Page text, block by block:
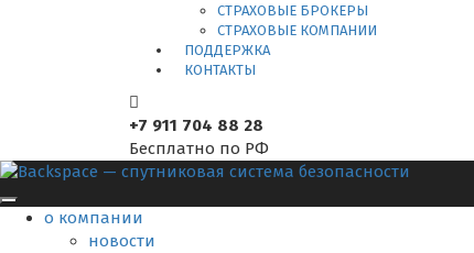
СТРАХОВЫЕ БРОКЕРЫ
СТРАХОВЫЕ КОМПАНИИ
ПОДДЕРЖКА
КОНТАКТЫ
+7 911 704 88 28
Бесплатно по РФ
о компании
новости